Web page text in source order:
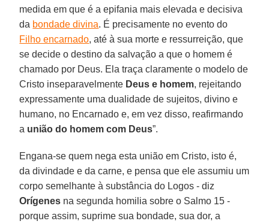
medida em que é a epifania mais elevada e decisiva
da bondade divina. É precisamente no evento do
Filho encarnado, até à sua morte e ressurreição, que
se decide o destino da salvação a que o homem é
chamado por Deus. Ela traça claramente o modelo de
Cristo inseparavelmente Deus e homem, rejeitando
expressamente uma dualidade de sujeitos, divino e
humano, no Encarnado e, em vez disso, reafirmando
a união do homem com Deus”.
Engana-se quem nega esta união em Cristo, isto é,
da divindade e da carne, e pensa que ele assumiu um
corpo semelhante à substância do Logos - diz
Orígenes na segunda homilia sobre o Salmo 15 -
porque assim, suprime sua bondade, sua dor, a